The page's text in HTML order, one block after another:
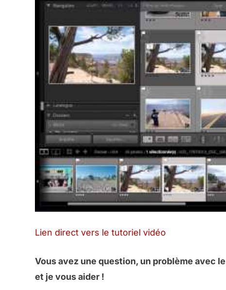
Lien direct vers le tutoriel vidéo
Vous avez une question, un problème avec
et je vous aider !